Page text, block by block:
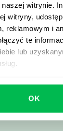
witrynie.
witryny,
reklamowym i
te
lub
OK
procesy i